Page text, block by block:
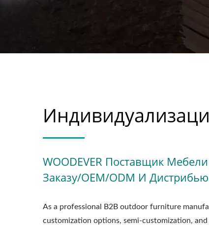
WOODEVER Поставщик
Заказу/OEM/ODM И
As a professional B2B outdoor furniture
customization options, semi-customization,